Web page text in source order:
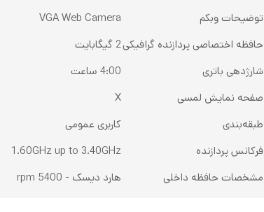
توضیحات وبکم
VGA Web Camera
حافظه اختصاصی پردازنده گرافیکی2 گیگابایت
شارژدهی باتری
4:00 ساعت
صفحه نمایش لمسی
X
طبقه‌بندی
کاربری عمومی
فرکانس پردازنده
1.60GHz up to 3.40GHz
مشخصات حافظه داخلی
هارد دیسک - 5400 rpm